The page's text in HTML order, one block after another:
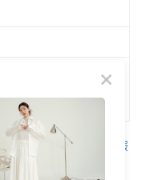
燈光環境或個人螢幕
色差現象，顏色以實
客服